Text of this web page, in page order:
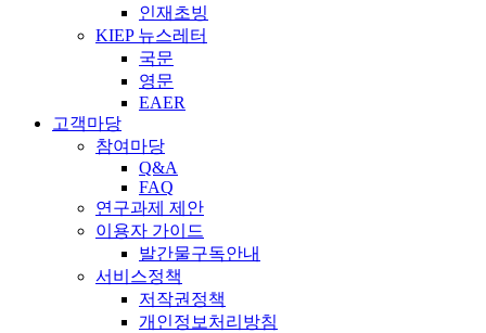
인재초빙
KIEP 뉴스레터
국문
영문
EAER
고객마당
참여마당
Q&A
FAQ
연구과제 제안
이용자 가이드
발간물구독안내
서비스정책
저작권정책
개인정보처리방침